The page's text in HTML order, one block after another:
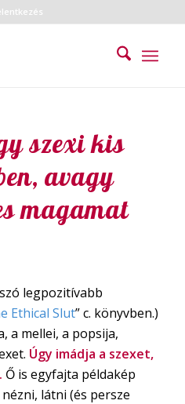
szexi kis
avagy
magamat
legpozitívabb
Ethical Slut” c. könyvben.)
a mellei, a popsija,
Úgy imádja a szexet,
Ő is egyfajta példakép
látni (és persze